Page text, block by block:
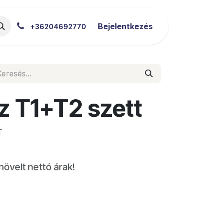
Blog Letöltések
+36204692770 Bejelentkezés
T1+T2 szett
nettó árak!